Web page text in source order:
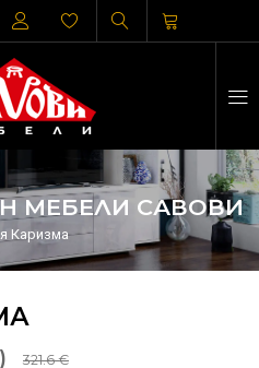
МЕБЕЛИ САВОВИ
Каризма
321.6 €